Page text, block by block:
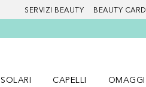
SERVIZI BEAUTY BEAUTY CARD
SOLARI
CAPELLI
OMAGGI